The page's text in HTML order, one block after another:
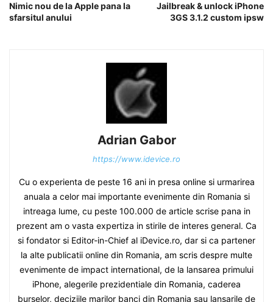
Nimic nou de la Apple pana la
sfarsitul anului
Jailbreak & unlock iPhone
3GS 3.1.2 custom ipsw
Adrian Gabor
https://www.idevice.ro
Cu o experienta de peste 16 ani in presa online si urmarirea
anuala a celor mai importante evenimente din Romania si
intreaga lume, cu peste 100.000 de article scrise pana in
prezent am o vasta expertiza in stirile de interes general. Ca
si fondator si Editor-in-Chief al iDevice.ro, dar si ca partener
la alte publicatii online din Romania, am scris despre multe
evenimente de impact international, de la lansarea primului
iPhone, alegerile prezidentiale din Romania, caderea
burselor, deciziile marilor banci din Romania sau lansarile de